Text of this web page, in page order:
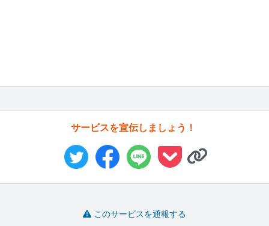
サービスを宣伝しましょう！
このサービスを通報する